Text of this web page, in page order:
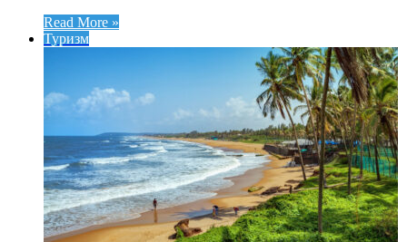
Read More »
Туризм